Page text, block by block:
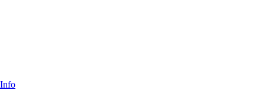
Info